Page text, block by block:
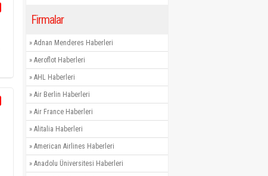
Firmalar
» Adnan Menderes Haberleri
» Aeroflot Haberleri
» AHL Haberleri
» Air Berlin Haberleri
» Air France Haberleri
» Alitalia Haberleri
» American Airlines Haberleri
» Anadolu Üniversitesi Haberleri